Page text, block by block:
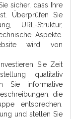
sicher, dass Ihre
Überprüfen Sie
URL-Struktur,
Aspekte.
wird von
Sie Zeit
qualitativ
Sie informative
die
entsprechen.
und stellen Sie